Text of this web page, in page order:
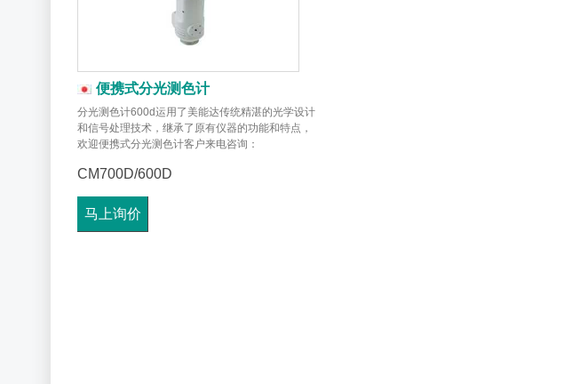
便携式分光测色计
分光测色计600d运用了美能达传统精湛的光学设计
和信号处理技术，继承了原有仪器的功能和特点，
欢迎便携式分光测色计客户来电咨询：
CM700D/600D
马上询价